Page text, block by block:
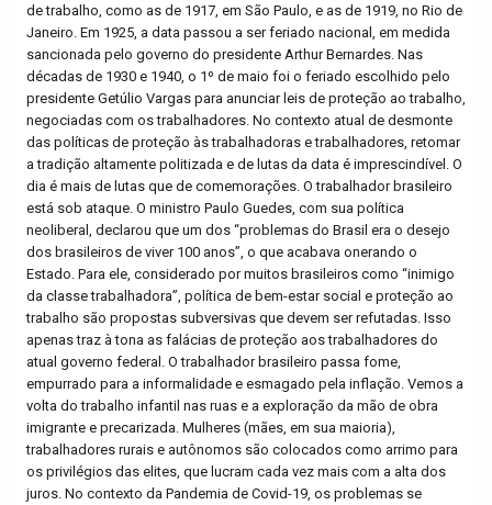
de trabalho, como as de 1917, em São Paulo, e as de 1919, no Rio de
Janeiro. Em 1925, a data passou a ser feriado nacional, em medida
sancionada pelo governo do presidente Arthur Bernardes. Nas
décadas de 1930 e 1940, o 1º de maio foi o feriado escolhido pelo
presidente Getúlio Vargas para anunciar leis de proteção ao trabalho,
negociadas com os trabalhadores. No contexto atual de desmonte
das políticas de proteção às trabalhadoras e trabalhadores, retomar
a tradição altamente politizada e de lutas da data é imprescindível. O
dia é mais de lutas que de comemorações. O trabalhador brasileiro
está sob ataque. O ministro Paulo Guedes, com sua política
neoliberal, declarou que um dos “problemas do Brasil era o desejo
dos brasileiros de viver 100 anos”, o que acabava onerando o
Estado. Para ele, considerado por muitos brasileiros como “inimigo
da classe trabalhadora”, política de bem-estar social e proteção ao
trabalho são propostas subversivas que devem ser refutadas. Isso
apenas traz à tona as falácias de proteção aos trabalhadores do
atual governo federal. O trabalhador brasileiro passa fome,
empurrado para a informalidade e esmagado pela inflação. Vemos a
volta do trabalho infantil nas ruas e a exploração da mão de obra
imigrante e precarizada. Mulheres (mães, em sua maioria),
trabalhadores rurais e autônomos são colocados como arrimo para
os privilégios das elites, que lucram cada vez mais com a alta dos
juros. No contexto da Pandemia de Covid-19, os problemas se